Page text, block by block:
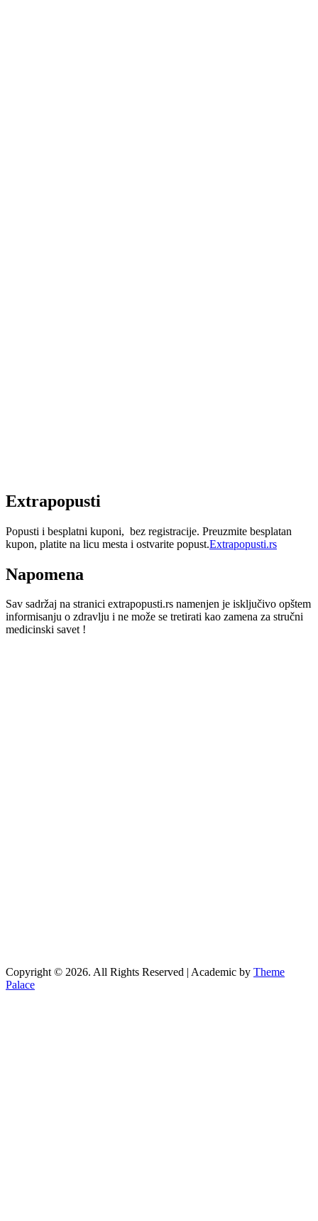
Extrapopusti
Popusti i besplatni kuponi, bez registracije. Preuzmite besplatan
kupon, platite na licu mesta i ostvarite popust.Extrapopusti.rs
Napomena
Sav sadržaj na stranici extrapopusti.rs namenjen je isključivo opštem
informisanju o zdravlju i ne može se tretirati kao zamena za stručni
medicinski savet !
Copyright © 2026. All Rights Reserved | Academic by Theme
Palace